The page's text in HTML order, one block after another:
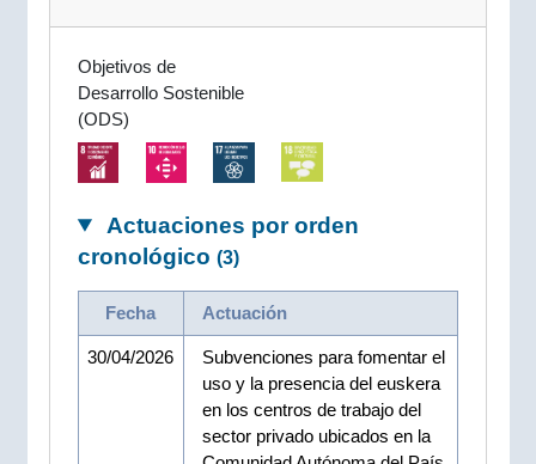
Objetivos de
Desarrollo Sostenible
(ODS)
Actuaciones por orden
cronológico (3)
Fecha Actuación
30/04/2026
Subvenciones para fomentar el
uso y la presencia del euskera
en los centros de trabajo del
sector privado ubicados en la